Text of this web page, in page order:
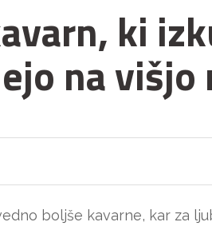
ki
na višjo
boljše kavarne, kar za